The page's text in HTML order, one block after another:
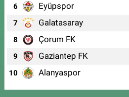
6 Eyüpspor
7 Galatasaray
8 Çorum FK
9 Gaziantep FK
10 Alanyaspor